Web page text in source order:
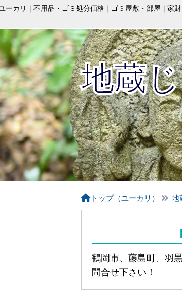
ーカリ 不用品・ゴミ処分価格 ゴミ屋敷・部屋 家
地蔵
トップ（ユーカリ） 地
鶴岡市、藤島町、羽
問合せ下さい！